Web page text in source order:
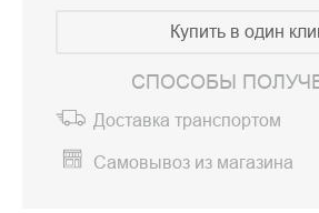
Купить в один
СПОСОБЫ
Доставка транспортом
Самовывоз из магазина